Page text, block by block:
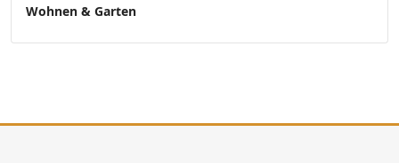
Wohnen & Garten